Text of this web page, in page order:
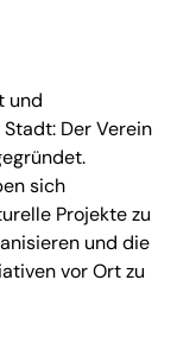
und
Der Verein
sich
Projekte zu
und die
vor Ort zu